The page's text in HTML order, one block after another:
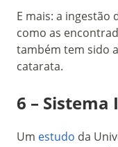
E mais: a
como as
também tem sido
catarata.
6 – Sistema
Um estudo da